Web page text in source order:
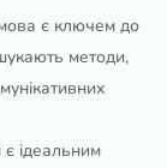
мова є ключем до
методи,
є ідеальним